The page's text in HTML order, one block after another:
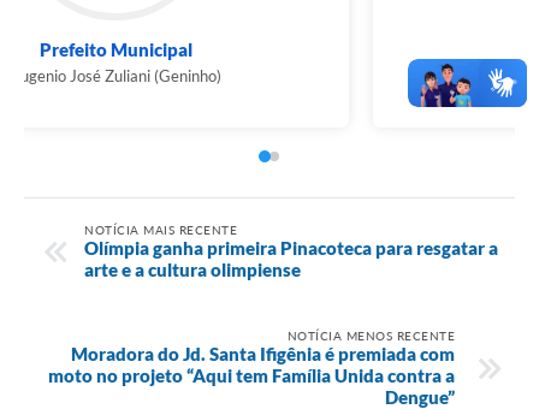
Eugenio José Zuliani (Geninho)
NOTÍCIA MAIS RECENTE
Olímpia ganha primeira Pinacoteca para resgatar a
arte e a cultura olimpiense
NOTÍCIA MENOS RECENTE
Moradora do Jd. Santa Ifigênia é premiada com
moto no projeto “Aqui tem Família Unida contra a
Dengue”